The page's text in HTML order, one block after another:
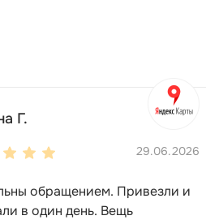
Г.
29.06.2026
обращением. Привезли и
в один день. Вещь